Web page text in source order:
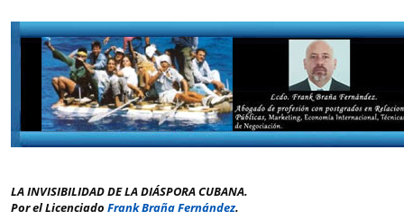
LA INVISIBILIDAD DE LA DIÁSPORA CUBANA.
Por el Licenciado Frank Braña Fernández.